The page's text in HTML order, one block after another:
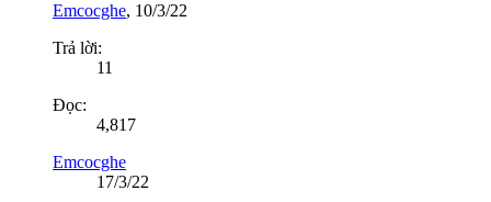
Emcocghe, 10/3/22
Trả lời:
11
Đọc:
4,817
Emcocghe
17/3/22